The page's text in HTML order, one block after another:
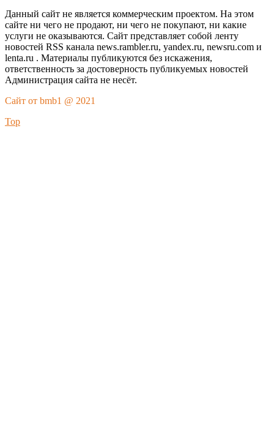
Данный сайт не является коммерческим проектом. На этом
сайте ни чего не продают, ни чего не покупают, ни какие
услуги не оказываются. Сайт представляет собой ленту
новостей RSS канала news.rambler.ru, yandex.ru, newsru.com и
lenta.ru . Материалы публикуются без искажения,
ответственность за достоверность публикуемых новостей
Администрация сайта не несёт.
Сайт от bmb1 @ 2021
Top